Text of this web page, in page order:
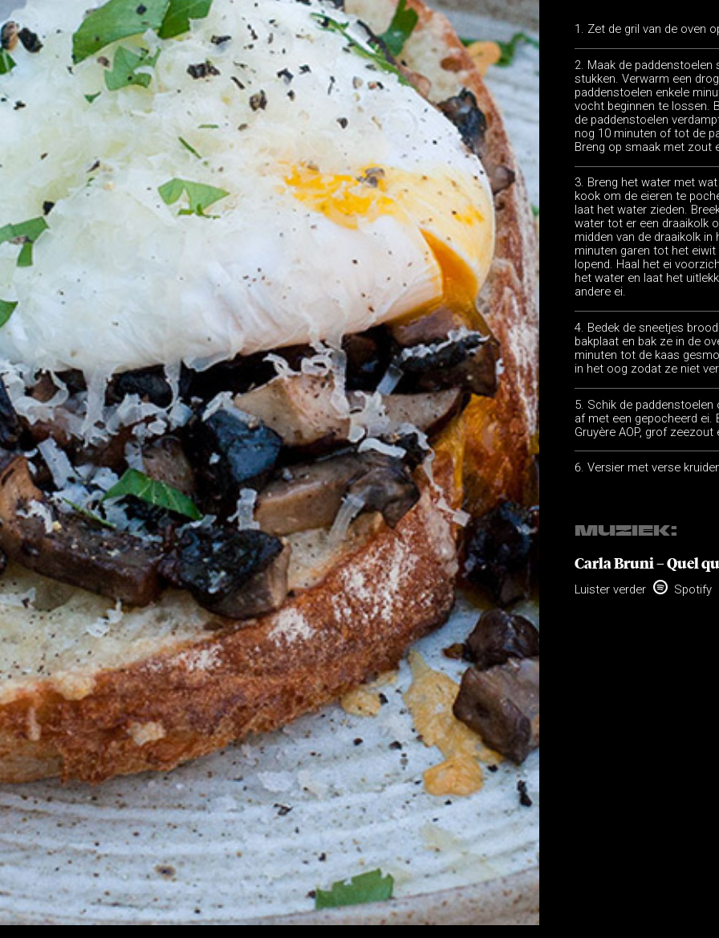
Zet de gril van de oven
Maak de paddenstoelen
stukken. Verwarm een
paddenstoelen enkele
vocht beginnen te lossen.
de paddenstoelen
nog 10 minuten of tot de
Breng op smaak met zout
Breng het water met
kook om de eieren te
laat het water zieden.
water tot er een draaikolk
midden van de draaikolk in
minuten garen tot het
lopend. Haal het ei
het water en laat het
andere ei.
Bedek de sneetjes
bakplaat en bak ze in de
minuten tot de kaas
in het oog zodat ze niet
Schik de
af met een gepocheerd ei.
Gruyère AOP, grof
Versier met verse
MUZIEK:
Carla Bruni – Quel
Luister verder  Spotify